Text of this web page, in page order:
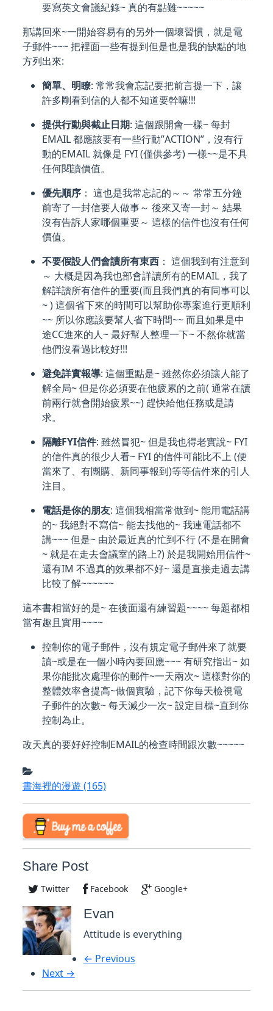
要寫英文會議紀錄~ 真的有點難~~~~~
那講回來~一開始容易有的另外一個壞習慣，就是電
子郵件~~~ 把裡面一些有提到但是也是我的缺點的地
方列出來:
簡單、明瞭: 常常我會忘記要把前言提一下，讓
許多剛看到信的人都不知道要幹嘛!!!
提供行動與截止日期: 這個跟開會一樣~ 每封
EMAIL 都應該要有一些行動”ACTION”，沒有行
動的EMAIL 就像是 FYI (僅供參考) 一樣~~是不具
任何閱讀價值。
優先順序： 這也是我常忘記的～～ 常常五分鐘
前寄了一封信要人做事～ 後來又寄一封～ 結果
沒有告訴人家哪個重要～ 這樣的信件也沒有任何
價值。
不要假設人們會讀所有東西： 這個我到有注意到
～ 大概是因為我也部會詳讀所有的EMAIL，我了
解詳讀所有信件的重要(而且我們真的有同事可以
~ ) 這個省下來的時間可以幫助你專案進行更順利
~~ 所以你應該要幫人省下時間~~ 而且如果是中
途CC進來的人~ 最好幫人整理一下~ 不然你就當
他們沒看過比較好!!!
避免詳實報導: 這個重點是~ 雖然你必須讓人能了
解全局~ 但是你必須要在他疲累的之前( 通常在讀
前兩行就會開始疲累~~) 趕快給他任務或是請
求。
隔離FYI信件: 雖然冒犯~ 但是我也得老實說~ FYI
的信件真的很少人看~ FYI 的信件可能比不上 (便
當來了、有團購、新同事報到)等等信件來的引人
注目。
電話是你的朋友: 這個我相當常做到~ 能用電話講
的~ 我絕對不寫信~ 能去找他的~ 我連電話都不
講~~~ 但是~ 由於最近真的忙到不行 (不是在開會
~ 就是在走去會議室的路上?) 於是我開始用信件~
還有IM 不過真的效果都不好~ 還是直接走過去講
比較了解~~~~~~
這本書相當好的是~ 在後面還有練習題~~~~ 每題都相
當有趣且實用~~~~
控制你的電子郵件，沒有規定電子郵件來了就要
讀~或是在一個小時內要回應~~~ 有研究指出~ 如
果你能批次處理你的郵件~一天兩次~ 這樣對你的
整體效率會提高~做個實驗，記下你每天檢視電
子郵件的次數~ 每天減少一次~ 設定目標~直到你
控制為止。
改天真的要好好控制EMAIL的檢查時間跟次數~~~~~
書海裡的漫遊 (165)
Share Post
Twitter Facebook Google+
Evan
Attitude is everything
← Previous
Next →